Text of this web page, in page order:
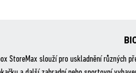
StoreMax slouží pro uskladnění různých